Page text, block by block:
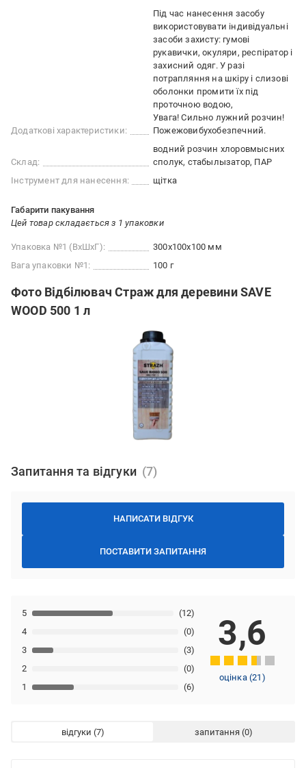
Додаткові характеристики:
Під час нанесення засобу
використовувати індивідуальні
засоби захисту: гумові
рукавички, окуляри, респіратор і
захисний одяг. У разі
потрапляння на шкіру і слизові
оболонки промити їх під
проточною водою
Увага! Сильно лужний розчин!
Пожежовибухобезпечний.
Склад:
водний розчин хлоровмысних
сполук, стабылызатор, ПАР
Інструмент для нанесення:
щітка
Габарити пакування
Цей товар складається з 1 упаковки
Упаковка №1 (ВхШхГ):
300x100x100 мм
Вага упаковки №1:
100 г
Фото Відбілювач Страж для деревини SAVE
WOOD 500 1 л
Запитання та відгуки
НАПИСАТИ ВІДГУК
ПОСТАВИТИ ЗАПИТАННЯ
1 (6)
2 (0)
3 (3)
4 (0)
5 (12)
3,6
оцінка (21 )
відгуки запитання